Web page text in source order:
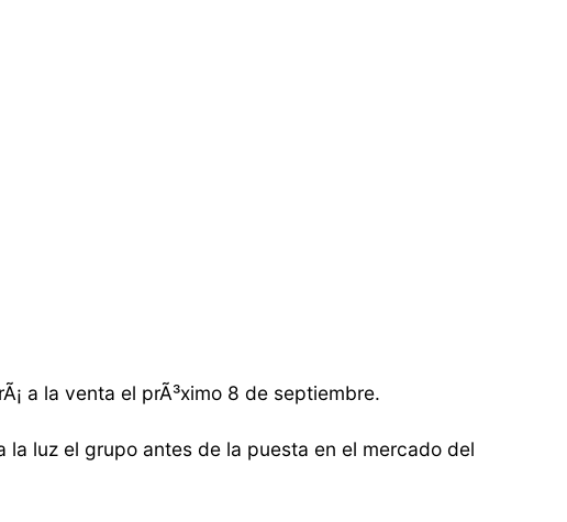
a la venta el prÃ³ximo 8 de septiembre.
luz el grupo antes de la puesta en el mercado del